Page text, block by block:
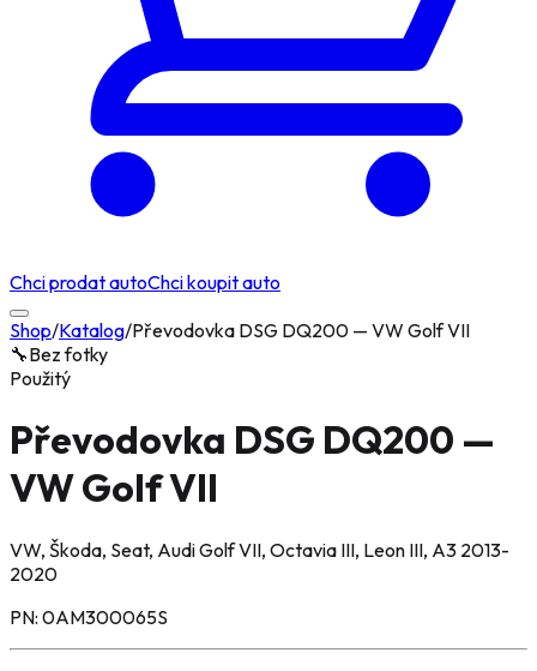
Chci prodat autoChci koupit auto
Shop/Katalog/Převodovka DSG DQ200 — VW Golf VII
🔧Bez fotky
Použitý
Převodovka DSG DQ200 —
VW Golf VII
VW, Škoda, Seat, Audi Golf VII, Octavia III, Leon III, A3 2013-
2020
PN: 0AM300065S